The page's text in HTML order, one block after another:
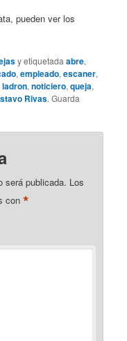
pueden ver los
y etiquetadaabre,
,empleado,escaner,
ladron,noticiero,queja,
Rivas. Guarda
será publicada. Los
con*